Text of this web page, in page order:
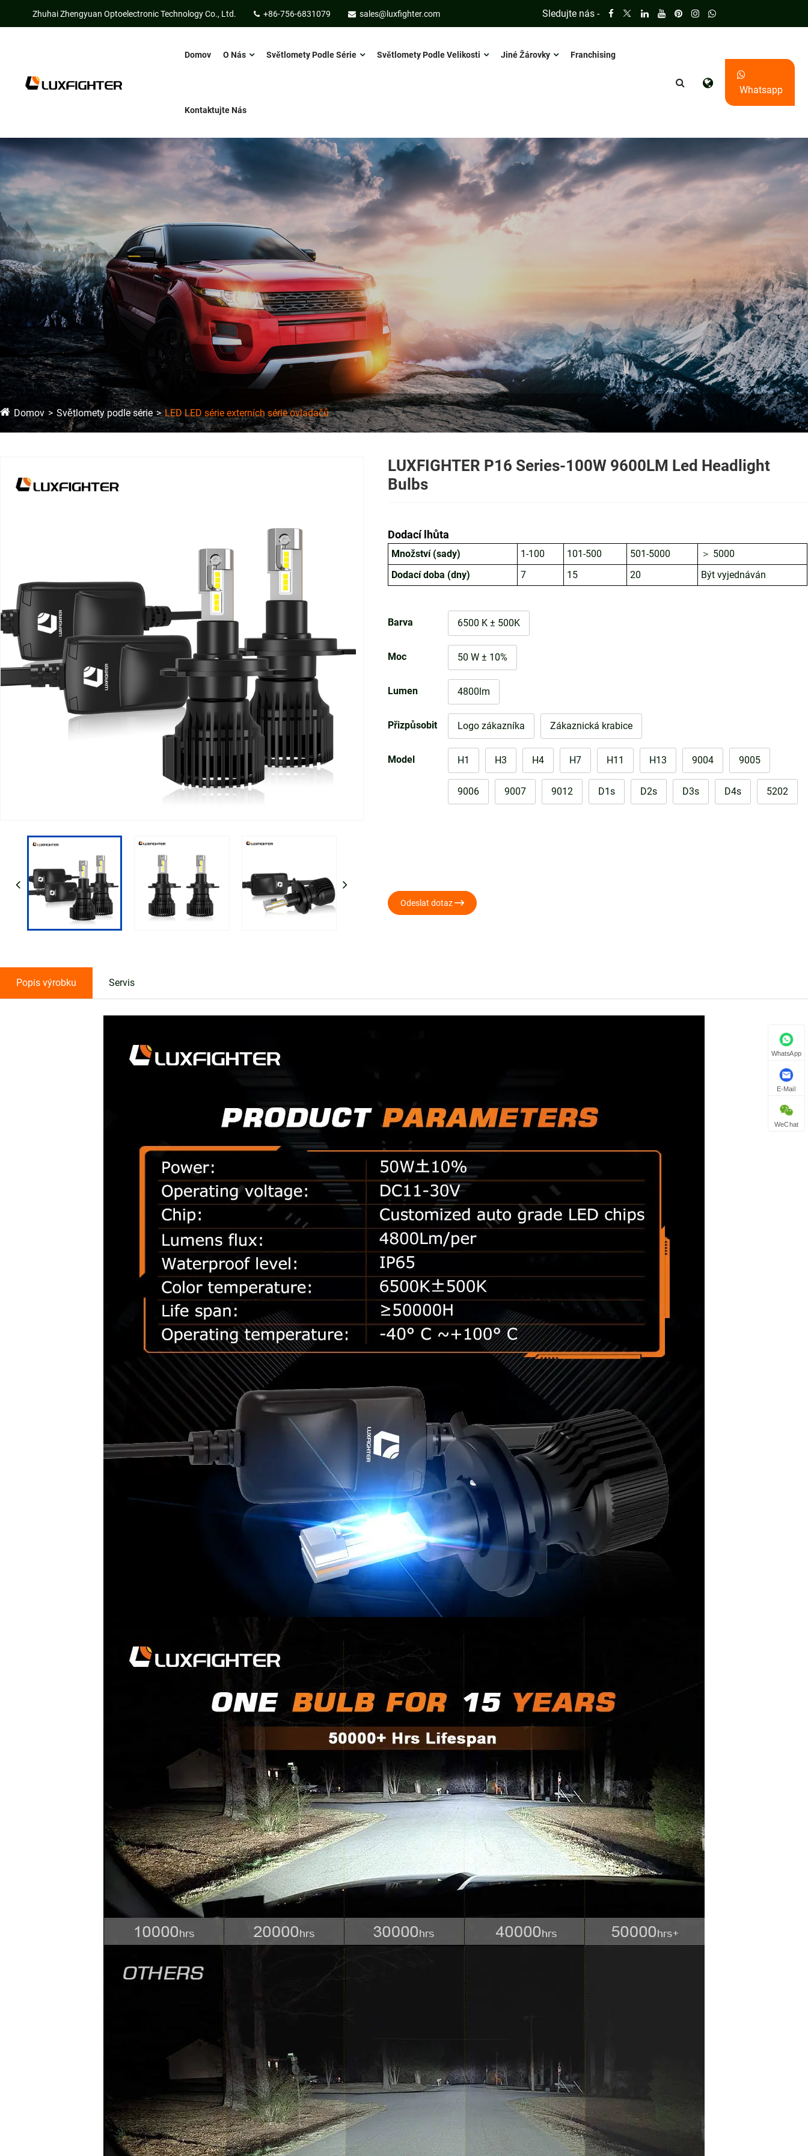
Zhuhai Zhengyuan Optoelectronic Technology Co., Ltd. +86-756-6831079 sales@luxfighter.com Sledujte nás -
Domov O Nás Světlomety Podle Série Světlomety Podle Velikosti Jiné Žárovky Franchising
Kontaktujte Nás
Whatsapp
Domov Světlomety podle série LED LED série externích série ovladačů
LUXFIGHTER P16 Series-100W 9600LM Led Headlight
Bulbs
Dodací lhůta
Množství (sady) 1-100 101-500 501-5000
＞ 5000
Dodací doba (dny)
7 15 20 Být vyjednáván
Barva 6500 K ± 500K
Moc 50 W ± 10%
Lumen 4800lm
Přizpůsobit Logo zákazníka Zákaznická krabice
Model H1 H3 H4 H7 H11 H13 9004 9005
9006 9007 9012 D1s D2s D3s D4s 5202
Odeslat dotaz
Popis výrobku Servis
WhatsApp
E-Mail
WeChat